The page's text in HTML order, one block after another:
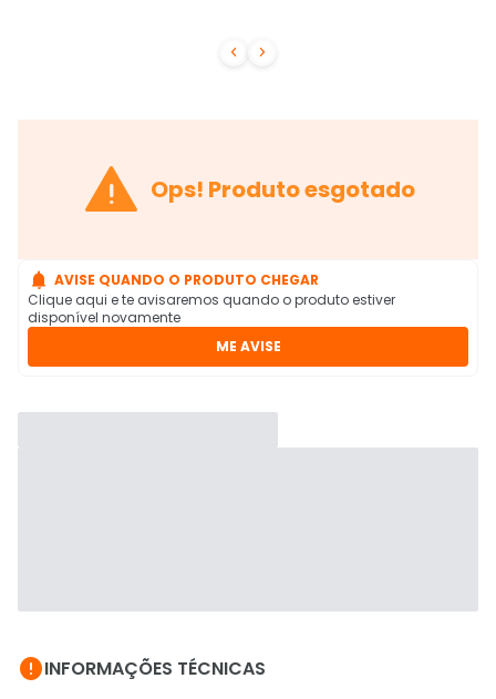
 
 Ops! Produto esgotado
 AVISE QUANDO O PRODUTO CHEGAR
Clique aqui e te avisaremos quando o produto estiver
disponível novamente
ME AVISE
INFORMAÇÕES TÉCNICAS